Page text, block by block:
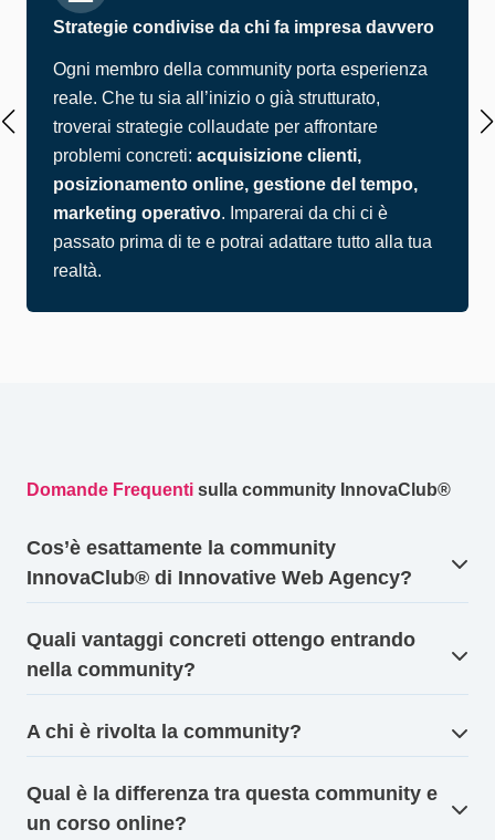
Strategie condivise da chi fa impresa davvero
Ogni membro della community porta esperienza
reale. Che tu sia all’inizio o già strutturato,
troverai strategie collaudate per affrontare
problemi concreti: acquisizione clienti,
posizionamento online, gestione del tempo,
marketing operativo. Imparerai da chi ci è
passato prima di te e potrai adattare tutto alla tua
realtà.
Domande Frequenti sulla community InnovaClub®
Cos’è esattamente la community
InnovaClub® di Innovative Web Agency?
Quali vantaggi concreti ottengo entrando
nella community?
A chi è rivolta la community?
Qual è la differenza tra questa community e
un corso online?